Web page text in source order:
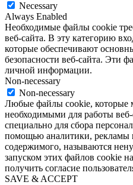
Necessary
Always Enabled
Необходимые файлы cookie
веб-сайта. В эту категорию
которые обеспечивают
безопасности веб-сайта. Эти
личной информации.
Non-necessary
Non-necessary
Любые файлы cookie, которые
необходимыми для работы
специально для сбора
помощью аналитики, рекламы
содержимого, называются
запуском этих файлов cookie
получить согласие
SAVE & ACCEPT